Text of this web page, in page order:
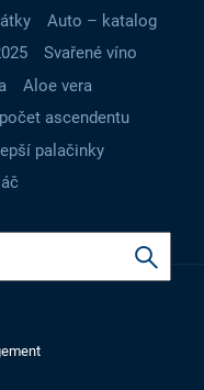
Auto – katalog
Svařené víno
Aloe vera
ascendentu
palačinky